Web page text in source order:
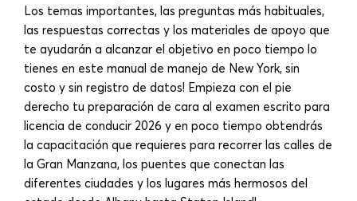
Los temas importantes, las preguntas más habituales,
las respuestas correctas y los materiales de apoyo que
te ayudarán a alcanzar el objetivo en poco tiempo lo
tienes en este manual de manejo de New York, sin
costo y sin registro de datos! Empieza con el pie
derecho tu preparación de cara al examen escrito para
licencia de conducir 2026 y en poco tiempo obtendrás
la capacitación que requieres para recorrer las calles de
la Gran Manzana, los puentes que conectan las
diferentes ciudades y los lugares más hermosos del